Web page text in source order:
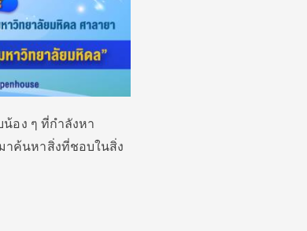
อง ๆ ที่กำลังหา
าค้นหาสิ่งที่ชอบในสิ่ง